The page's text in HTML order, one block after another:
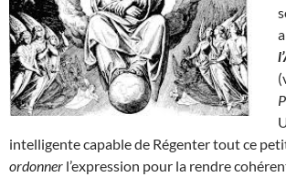
intelligente capable de Régenter tout ce
ordonner l’expression pour la rendre